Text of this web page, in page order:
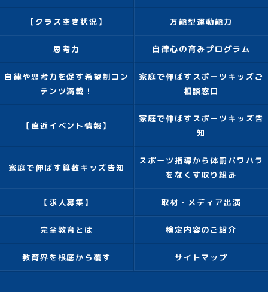
【クラス空き状況】 万能型運動能力
思考力 自律心の育みプログラム
自律や思考力を促す希望制コン
テンツ満載！
家庭で伸ばすスポーツキッズご
相談窓口
【直近イベント情報】
家庭で伸ばすスポーツキッズ告
知
家庭で伸ばす算数キッズ告知
スポーツ指導から体罰パワハラ
をなくす取り組み
【求人募集】 取材・メディア出演
完全教育とは 検定内容のご紹介
教育界を根底から覆す サイトマップ